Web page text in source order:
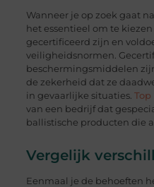
Wanneer je op zoek gaat
het essentieel om te
gecertificeerd zijn en
veiligheidsnormen.
beschermingsmiddelen
de zekerheid dat ze
in gevaarlijke situaties.
van een bedrijf dat
ballistische producten die
Vergelijk
Eenmaal je de behoeften